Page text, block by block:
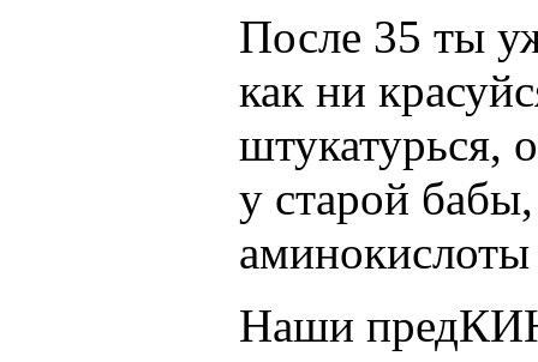
После 35 ты
как ни
штукатурься,
у старой бабы,
аминокислоты
Наши